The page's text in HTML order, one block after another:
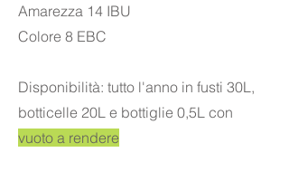
Amarezza 14 IBU
Colore 8 EBC
Disponibilità: tutto l'anno in fusti 30L,
botticelle 20L e bottiglie 0,5L con
vuoto a rendere